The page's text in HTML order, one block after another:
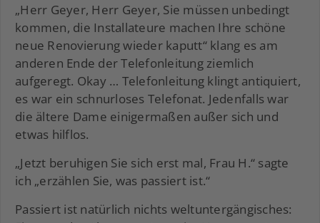
„Herr Geyer, Herr Geyer, Sie müssen unbedingt
kommen, die Installateure machen Ihre schöne
neue Renovierung wieder kaputt“ klang es am
anderen Ende der Telefonleitung ziemlich
aufgeregt. Okay … Telefonleitung klingt antiquiert,
es war ein schnurloses Telefonat. Jedenfalls war
die ältere Dame einigermaßen außer sich und
etwas hilflos.
„Jetzt beruhigen Sie sich erst mal, Frau H.“ sagte
ich „erzählen Sie, was passiert ist.“
Passiert ist natürlich nichts weltuntergängisches: